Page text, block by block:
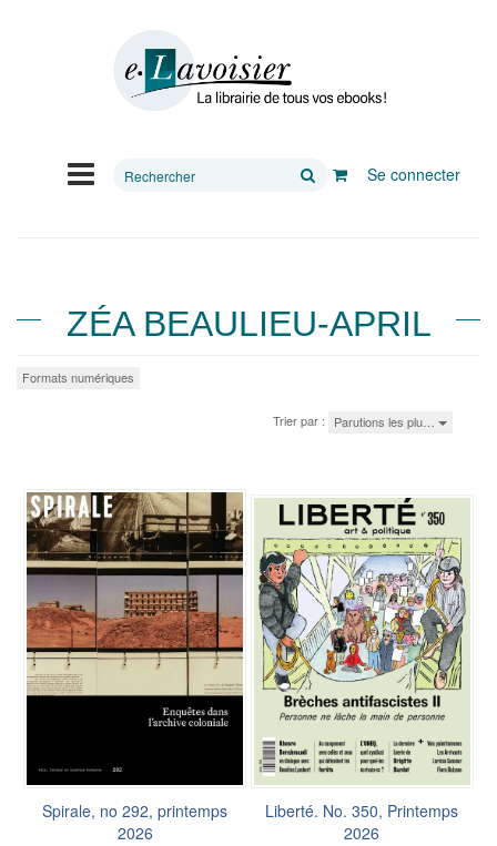
Rechercher
Se connecter
ZÉA BEAULIEU-APRIL
Formats numériques
Trier par : Parutions les plu…
Spirale, no 292, printemps
2026
Liberté. No. 350, Printemps
2026